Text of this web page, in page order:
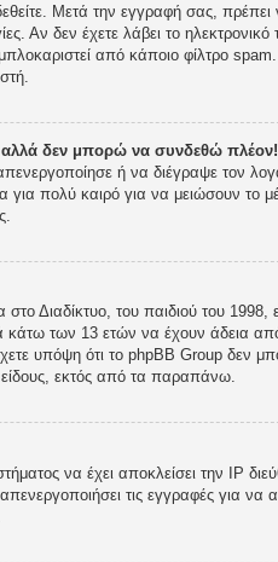
Μετά την εγγραφή σας, πρέπει
Αν δεν έχετε λάβει το
από κάποιο φίλτρο
δεν μπορώ να συνδεθώ πλέον!
απενεργοποίησε ή να διέγραψε τον
για πολύ καιρό για να μειώσουν το
Διαδίκτυο, του παιδιού του
κάτω των 13 ετών να έχουν άδεια
υπόψη ότι το phpBB Group δεν
εκτός από τα παραπάνω.
να έχει αποκλείσει την IP
τις εγγραφές για